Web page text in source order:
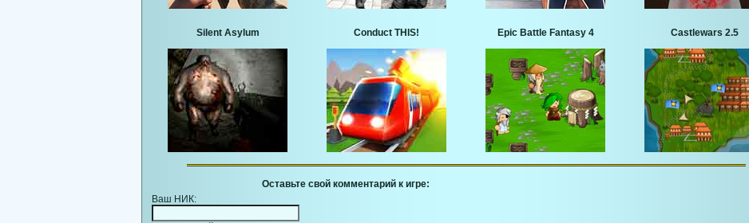
Silent Asylum Conduct THIS! Epic Battle Fantasy 4 Castlewars 2.5
Оставьте свой комментарий к игре:
Ваш НИК: